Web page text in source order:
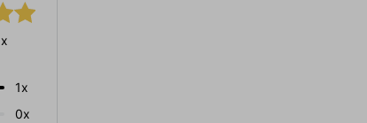
1x
0x